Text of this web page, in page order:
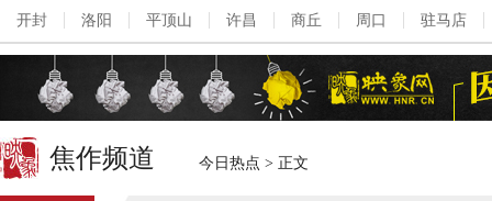
开封 洛阳 平顶山 许昌 商丘 周口 驻马店
焦作频道 今日热点 > 正文